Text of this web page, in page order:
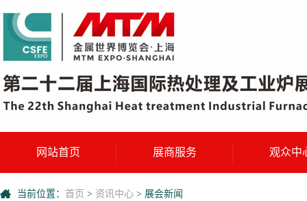
网站首页 展商服务 观众中
当前位置： 首页 > 资讯中心 > 展会新闻